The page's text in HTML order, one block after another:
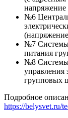
№6
№7 Системы
питания
№8 Системы
управления
групповых
Подробное
https://belysvet.ru/